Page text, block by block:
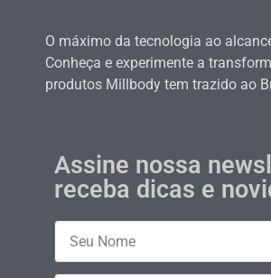
O máximo da tecnologia ao
Conheça e experimente a
produtos Millbody tem trazido ao
Assine nossa
receba dicas e